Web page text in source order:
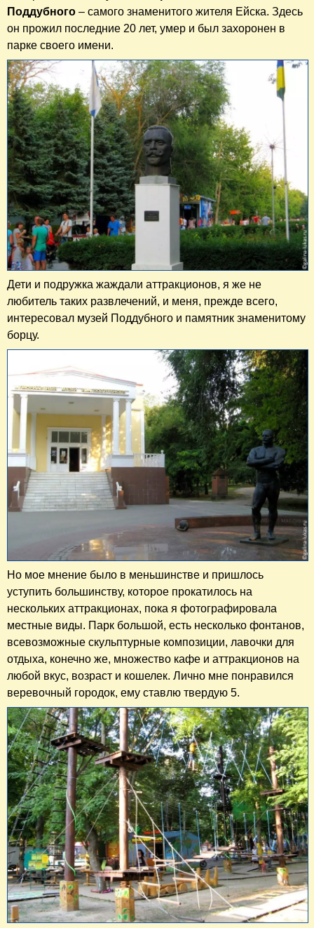
Поддубного – самого знаменитого жителя Ейска. Здесь
он прожил последние 20 лет, умер и был захоронен в
парке своего имени.
Дети и подружка жаждали аттракционов, я же не
любитель таких развлечений, и меня, прежде всего,
интересовал музей Поддубного и памятник знаменитому
борцу.
Но мое мнение было в меньшинстве и пришлось
уступить большинству, которое прокатилось на
нескольких аттракционах, пока я фотографировала
местные виды. Парк большой, есть несколько фонтанов,
всевозможные скульптурные композиции, лавочки для
отдыха, конечно же, множество кафе и аттракционов на
любой вкус, возраст и кошелек. Лично мне понравился
веревочный городок, ему ставлю твердую 5.